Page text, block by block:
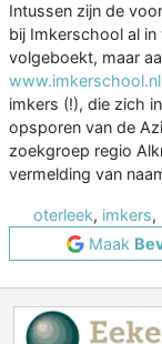
Intussen zijn de
bij Imkerschool al
volgeboekt, maar
www.imkerschool.nl
imkers (!), die zich
opsporen van de
zoekgroep regio
vermelding van
oterleek, imkers,
Maak